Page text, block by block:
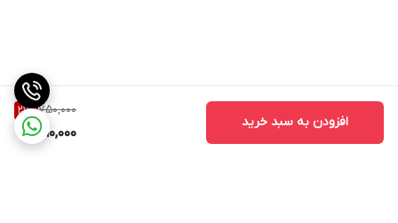
750,000
21%
590,000
افزودن به سبد خرید